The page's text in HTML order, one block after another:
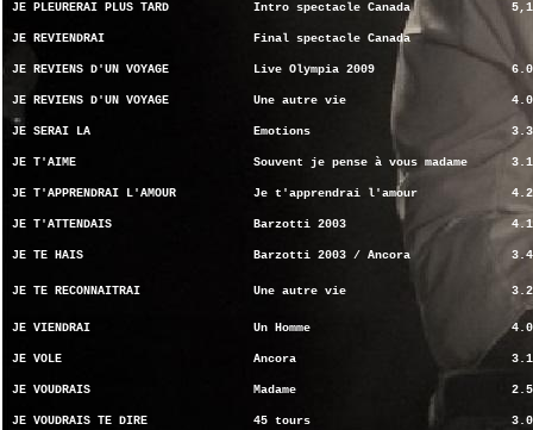
JE PLEURERAI PLUS TARD Intro spectacle Canada
JE REVIENDRAI Final spectacle Canada
JE REVIENS D'UN VOYAGE Live Olympia 2009
JE REVIENS D'UN VOYAGE Une autre vie
JE SERAI LA Emotions
JE T'AIME Souvent je pense à vous madame
JE T'APPRENDRAI L'AMOUR Je t'apprendrai l'amour
JE T'ATTENDAIS Barzotti 2003
JE TE HAIS Barzotti 2003 / Ancora
JE TE RECONNAITRAI Une autre vie
JE VIENDRAI Un Homme
JE VOLE Ancora
JE VOUDRAIS Madame
JE VOUDRAIS TE DIRE 45 tours